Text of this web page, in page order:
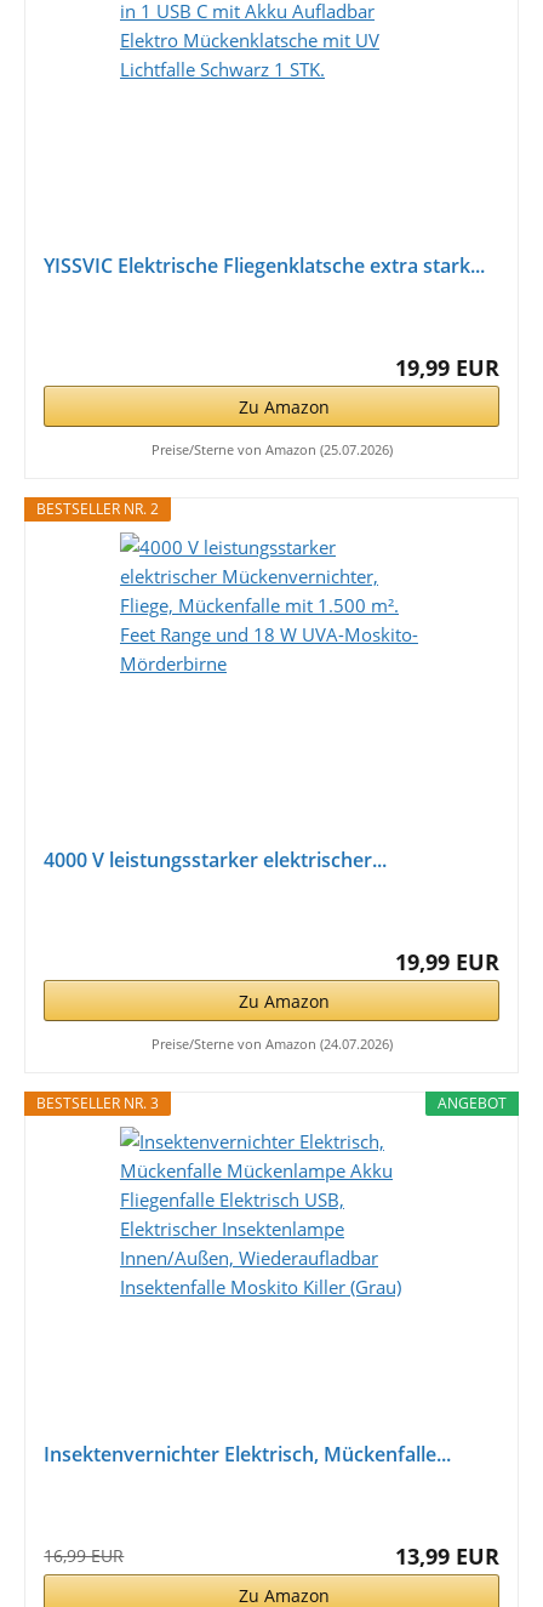
YISSVIC Elektrische Fliegenklatsche extra stark...
19,99 EUR
Zu Amazon
Preise/Sterne von Amazon (25.07.2026)
BESTSELLER NR. 2
4000 V leistungsstarker elektrischer...
19,99 EUR
Zu Amazon
Preise/Sterne von Amazon (24.07.2026)
ANGEBOT
BESTSELLER NR. 3
Insektenvernichter Elektrisch, Mückenfalle...
16,99 EUR 13,99 EUR
Zu Amazon